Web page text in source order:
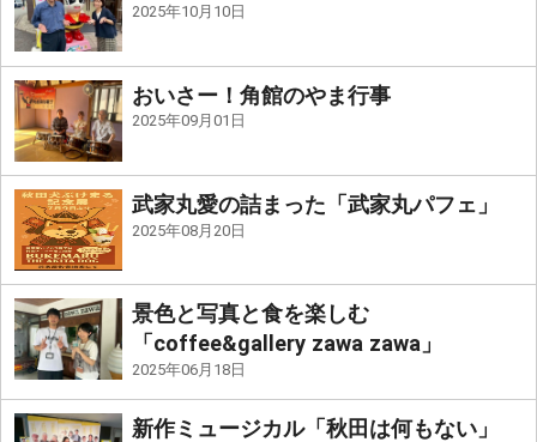
2025年10月10日
おいさー！角館のやま行事
2025年09月01日
武家丸愛の詰まった「武家丸パフェ」
2025年08月20日
景色と写真と食を楽しむ
「coffee&gallery zawa zawa」
2025年06月18日
新作ミュージカル「秋田は何もない」